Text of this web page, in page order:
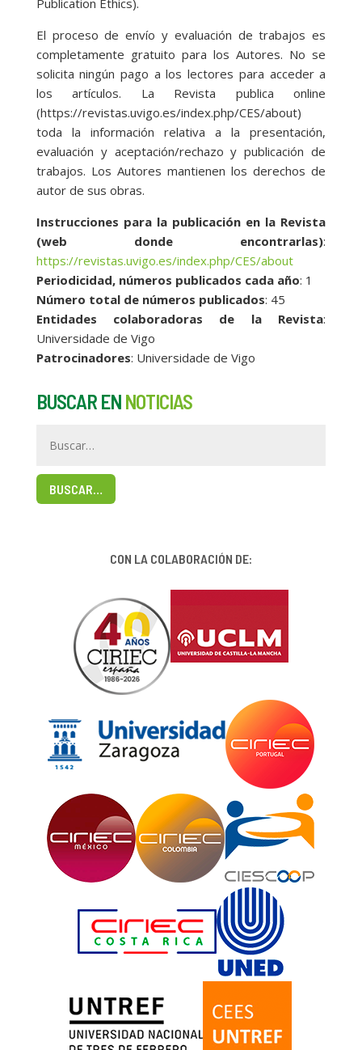
Publication Ethics).
El proceso de envío y evaluación de trabajos es
completamente gratuito para los Autores. No se
solicita ningún pago a los lectores para acceder a
los artículos. La Revista publica online
(https://revistas.uvigo.es/index.php/CES/about)
toda la información relativa a la presentación,
evaluación y aceptación/rechazo y publicación de
trabajos. Los Autores mantienen los derechos de
autor de sus obras.
Instrucciones para la publicación en la Revista
(web donde encontrarlas):
https://revistas.uvigo.es/index.php/CES/about
Periodicidad, números publicados cada año: 1
Número total de números publicados: 45
Entidades colaboradoras de la Revista:
Universidade de Vigo
Patrocinadores: Universidade de Vigo
BUSCAR EN NOTICIAS
BUSCAR…
CON LA COLABORACIÓN DE: